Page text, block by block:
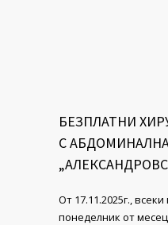
БЕЗПЛАТНИ
С
От 17.11.2025г.,
понеделник от